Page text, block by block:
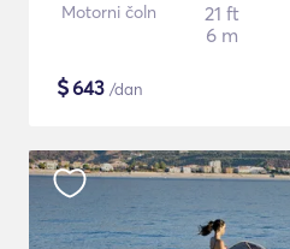
Motorni čoln
21 ft
6 m
$643 /dan